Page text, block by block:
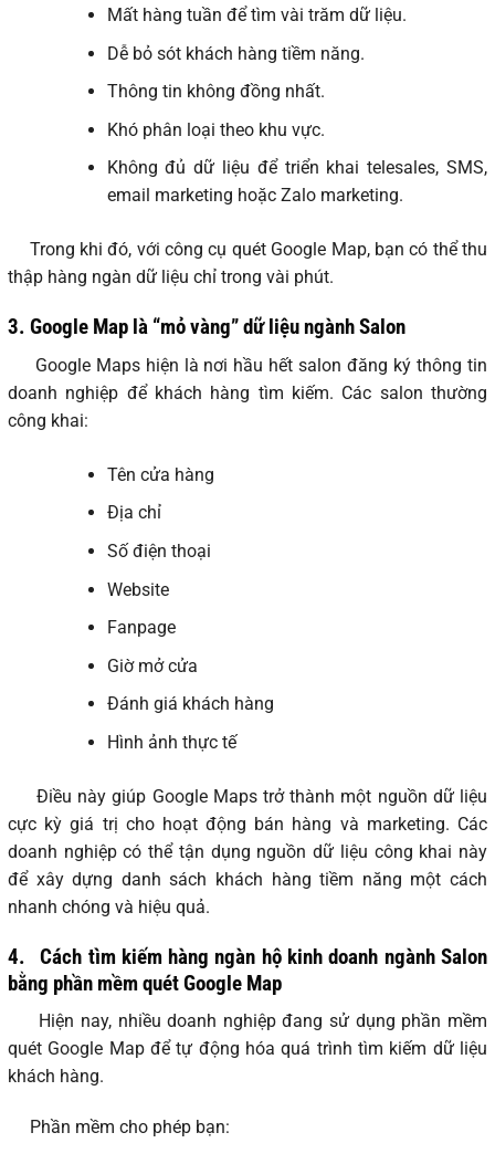
Mất hàng tuần để tìm vài trăm dữ liệu.
Dễ bỏ sót khách hàng tiềm năng.
Thông tin không đồng nhất.
Khó phân loại theo khu vực.
Không đủ dữ liệu để triển khai telesales, SMS,
email marketing hoặc Zalo marketing.
Trong khi đó, với công cụ quét Google Map, bạn có thể thu
thập hàng ngàn dữ liệu chỉ trong vài phút.
3. Google Map là “mỏ vàng” dữ liệu ngành Salon
Google Maps hiện là nơi hầu hết salon đăng ký thông tin
doanh nghiệp để khách hàng tìm kiếm. Các salon thường
công khai:
Tên cửa hàng
Địa chỉ
Số điện thoại
Website
Fanpage
Giờ mở cửa
Đánh giá khách hàng
Hình ảnh thực tế
Điều này giúp Google Maps trở thành một nguồn dữ liệu
cực kỳ giá trị cho hoạt động bán hàng và marketing. Các
doanh nghiệp có thể tận dụng nguồn dữ liệu công khai này
để xây dựng danh sách khách hàng tiềm năng một cách
nhanh chóng và hiệu quả.
4.
Cách tìm kiếm hàng ngàn hộ kinh doanh ngành Salon
bằng phần mềm quét Google Map
Hiện nay, nhiều doanh nghiệp đang sử dụng phần mềm
quét Google Map để tự động hóa quá trình tìm kiếm dữ liệu
khách hàng.
Phần mềm cho phép bạn: